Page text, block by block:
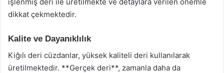
dikkat çekmektedir.
Kalite ve Dayanıklılık
Kiğılı deri cüzdanlar, yüksek kaliteli deri kullanılarak
üretilmektedir. **Gerçek deri**, zamanla daha da